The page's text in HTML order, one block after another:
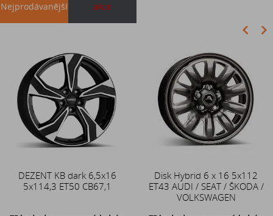
Nejprodávanější akce
DEZENT KB dark 6,5x16
5x114,3 ET50 CB67,1
Disk Hybrid 6 x 16 5x112
ET43 AUDI / SEAT / ŠKODA /
VOLKSWAGEN
Duše 12x4 (4.00-4) kovový
zahnutý ventil TR87